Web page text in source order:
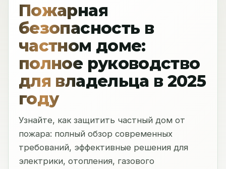
Пожарная
безопасность в
частном доме:
полное руководство
для владельца в 2025
году
Узнайте, как защитить частный дом от
пожара: полный обзор современных
требований, эффективные решения для
электрики, отопления, газового